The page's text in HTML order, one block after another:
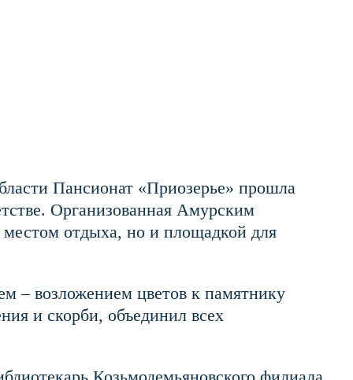
Пансионат «Приозерье» прошла
Организованная Амурским
отдыха, но и площадкой для
– возложением цветов к памятнику
и скорби, объединил всех